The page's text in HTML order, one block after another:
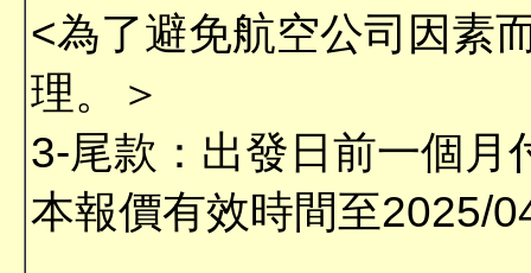
<為了避免航空公司因素
理。＞
3-尾款：出發日前一個月
本報價有效時間至2025/